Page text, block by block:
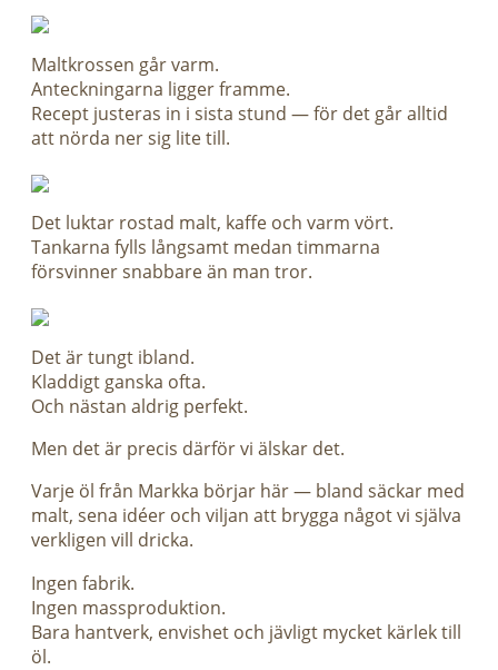
Maltkrossen går varm.
Anteckningarna ligger framme.
Recept justeras in i sista stund — för det går alltid
att nörda ner sig lite till.
Det luktar rostad malt, kaffe och varm vört.
Tankarna fylls långsamt medan timmarna
försvinner snabbare än man tror.
Det är tungt ibland.
Kladdigt ganska ofta.
Och nästan aldrig perfekt.
Men det är precis därför vi älskar det.
Varje öl från Markka börjar här — bland säckar med
malt, sena idéer och viljan att brygga något vi själva
verkligen vill dricka.
Ingen fabrik.
Ingen massproduktion.
Bara hantverk, envishet och jävligt mycket kärlek till
öl.